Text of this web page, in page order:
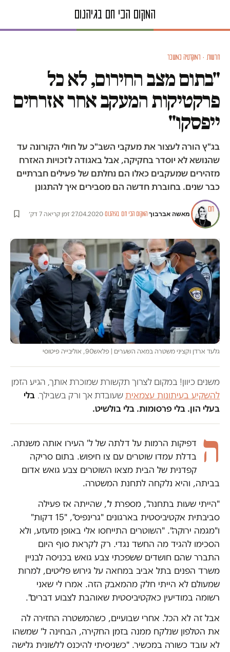
חדשות · דמוקרטיה במשבר
"בתום מצב החירום, לא כל
פרקטיקות המעקב אחר אזרחים
ייפסקו"
בג"ץ הורה לעצור את מעקבי השב"כ על חולי הקורונה עד
שהנושא לא יוסדר בחקיקה, אבל באגודה לזכויות האזרח
מזהירים שמעקבים כאלו הם נחלתם של פעילים חברתיים
כבר שנים. בחוברת חדשה הם מסבירים איך להתגונן
מאשה אברבוך·המקום הכי חם בגיהנום·
27.04.2020
·זמן קריאה 7 דק׳
גלעד ארדן וקציני משטרה במאה השערים | פלאש90, אוליבייה פיטוסי
משנים כיוון! במקום לצרוך תקשורת שמוכרת אותך, הגיע הזמן
להשקיע בעיתונות עצמאיתשעובדת אך ורק בשבילך. בלי
בעלי הון. בלי פרסומות. בלי בולשיט.
ה
דפיקות הרמות על דלתה של ל' העירו אותה משנתה.
בדלת עמדו שוטרים עם צו חיפוש. בתום סריקה
קפדנית של הבית מצאו השוטרים צבע גואש אדום
בביתה, והיא נלקחה לתחנת המשטרה.
"הייתי שעות בתחנה", מספרת ל', שהייתה אז פעילה
סביבתית אקטיביסטית בארגונים "גרינפיס", "15 דקות"
ו"מגמה ירוקה". "השוטרים התייחסו אלי באופן מזעזע, ולא
הסכימו להגיד מה החשד נגדי. רק לקראת סוף היום
התברר שהם חושדים ששפכתי צבע גואש בכניסה לבניין
משרד הפנים בתל אביב במחאה על גירוש פליטים, למרות
שמעולם לא הייתי חלק מהמאבק הזה. אמרו לי שאני
רשומה במודיעין כאקטיביסטית שאוהבת לצבוע דברים".
אבל זה לא הכל. אחרי שבועיים, כשהמשטרה החזירה לה
את הטלפון שנלקח ממנה בזמן החקירה, הבחינה ל' שמשהו
לא עובד כשורה במכשיר. "כשניסיתי להיכנס ללשונית גלישה